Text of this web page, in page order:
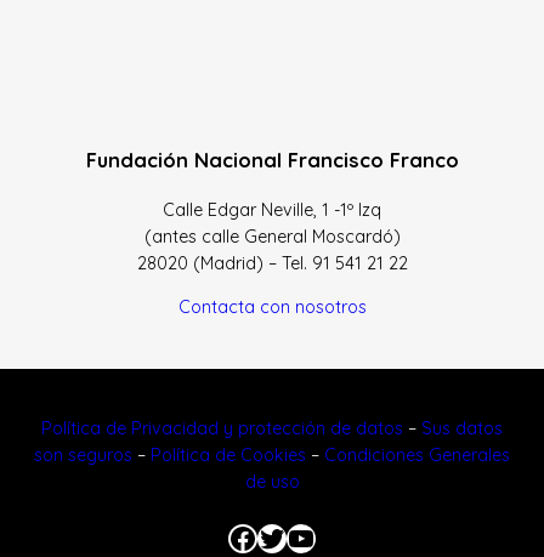
Fundación Nacional Francisco Franco
Calle Edgar Neville, 1 -1º Izq
(antes calle General Moscardó)
28020 (Madrid) – Tel. 91 541 21 22
Contacta con nosotros
Política de Privacidad y protección de datos – Sus datos
son seguros – Política de Cookies – Condiciones Generales
de uso
Facebook
Twitter
YouTube